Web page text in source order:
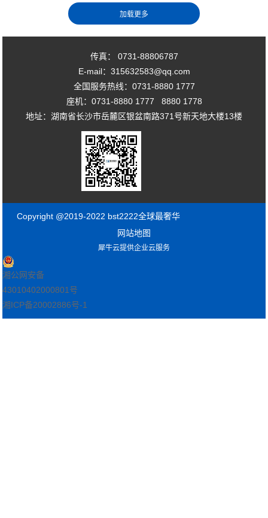
传真： 0731-88806787
E-mail：315632583@qq.com
全国服务热线：0731-8880 1777
座机：0731-8880 1777 8880 1778
地址：湖南省长沙市岳麓区银盆南路371号新天地大楼13楼
Copyright @2019-2022 bst2222全球最奢华
网站地图
犀牛云提供企业云服务
湘公网安备
43010402000801号
湘ICP备20002886号-1